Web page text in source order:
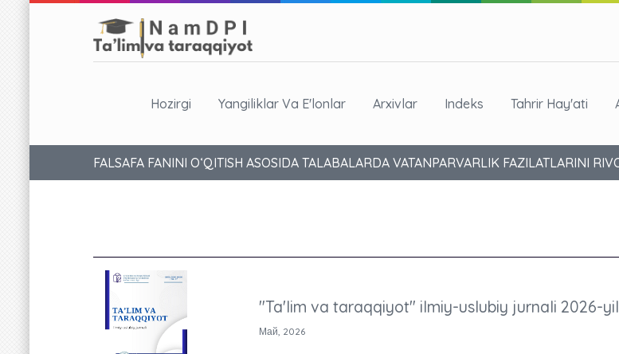
Hozirgi Yangiliklar Va E'lonlar Arxivlar Indeks Tahrir Hay'ati
FALSAFA FANINI O‘QITISH ASOSIDA TALABALARDA VATANPARVARLIK FAZILATLARINI
"Ta'lim va taraqqiyot" ilmiy-uslubiy jurnali 2026-
Май, 2026